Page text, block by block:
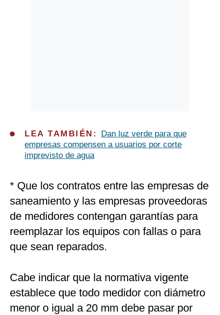
LEA TAMBIÉN:
Dan luz verde para que
empresas compensen a usuarios por corte
imprevisto de agua
* Que los contratos entre las empresas de
saneamiento y las empresas proveedoras
de medidores contengan garantías para
reemplazar los equipos con fallas o para
que sean reparados.
Cabe indicar que la normativa vigente
establece que todo medidor con diámetro
menor o igual a 20 mm debe pasar por